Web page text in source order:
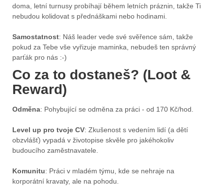
doma, letní turnusy probíhají během letních práznin, takže Ti
nebudou kolidovat s přednáškami nebo hodinami.
Samostatnost: Náš leader vede své svěřence sám, takže
pokud za Tebe vše vyřizuje maminka, nebudeš ten správný
parťák pro nás :-)
Co za to dostaneš? (Loot &
Reward)
Odměna: Pohybující se odměna za práci - od 170 Kč/hod.
Level up pro tvoje CV: Zkušenost s vedením lidí (a dětí
obzvlášť) vypadá v životopise skvěle pro jakéhokoliv
budoucího zaměstnavatele.
Komunitu: Práci v mladém týmu, kde se nehraje na
korporátní kravaty, ale na pohodu.